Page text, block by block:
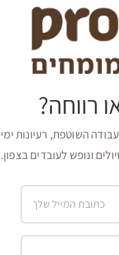
רווחה?
השוטפת, רעיונות ימי
ונופש לעובדים בצפון.